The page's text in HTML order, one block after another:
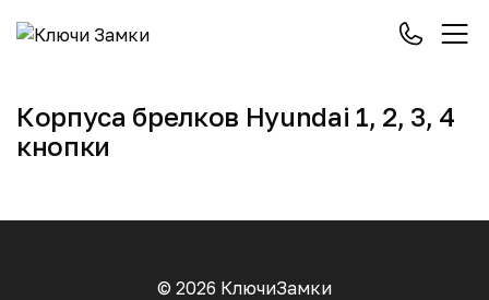
Корпуса брелков Hyundai 1, 2, 3, 4
кнопки
© 2026 КлючиЗамки